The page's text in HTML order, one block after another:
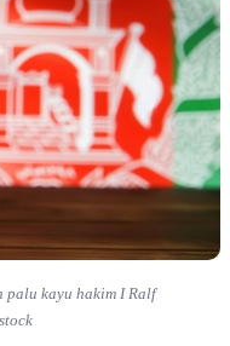
palu kayu hakim I Ralf